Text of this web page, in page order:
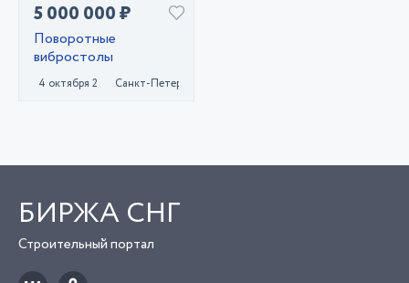
5 000 000 ₽
Поворотные
вибростолы
4 октября 2024Санкт-Петербург
БИРЖА СНГ
Строительный портал